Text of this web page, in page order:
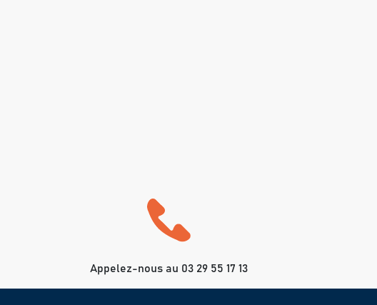
Appelez-nous au 03 29 55 17 13